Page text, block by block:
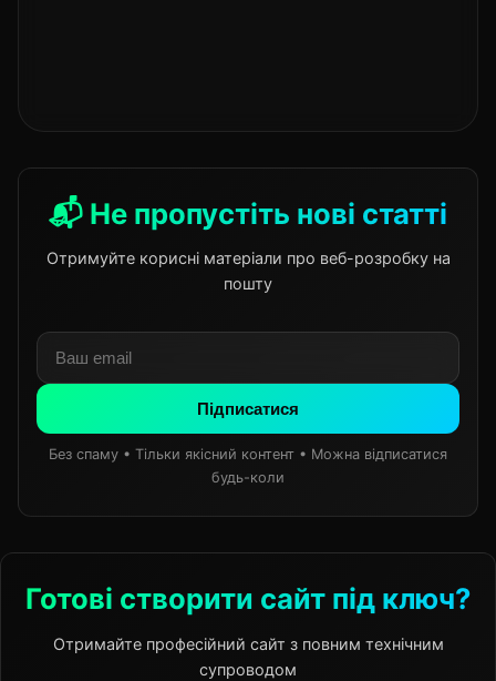
📬 Не пропустіть нові статті
Отримуйте корисні матеріали про веб-розробку на
пошту
Підписатися
Без спаму • Тільки якісний контент • Можна відписатися
будь-коли
Готові створити сайт під ключ?
Отримайте професійний сайт з повним технічним
супроводом